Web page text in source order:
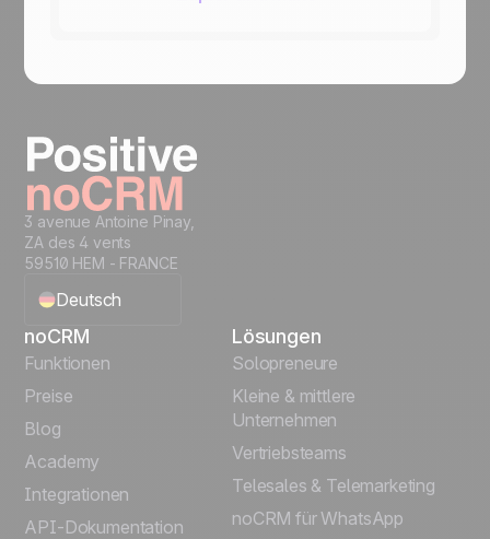
3 avenue Antoine Pinay,
ZA des 4 vents
59510 HEM - FRANCE
Deutsch
English
Español
Português
noCRM
Funktionen
Preise
Blog
Academy
Integrationen
API-Dokumentation
Lösungen
Solopreneure
Kleine & mittlere
Unternehmen
Vertriebsteams
Telesales & Telemarketing
noCRM für WhatsApp